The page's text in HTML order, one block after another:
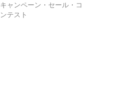
キャンペーン・セール・コ
ンテスト